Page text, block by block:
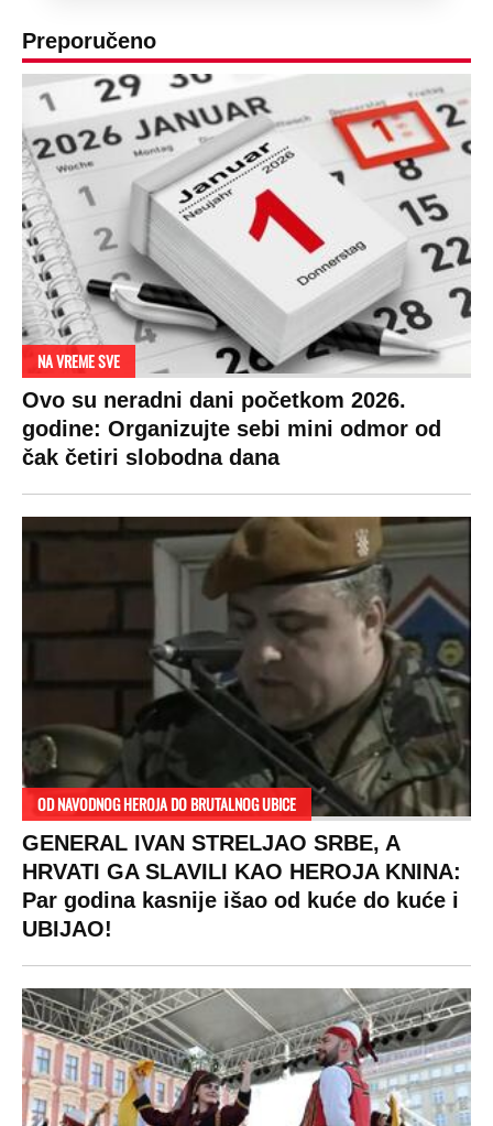
Preporučeno
NA VREME SVE
Ovo su neradni dani početkom 2026.
godine: Organizujte sebi mini odmor od
čak četiri slobodna dana
OD NAVODNOG HEROJA DO BRUTALNOG UBICE
GENERAL IVAN STRELJAO SRBE, A
HRVATI GA SLAVILI KAO HEROJA KNINA:
Par godina kasnije išao od kuće do kuće i
UBIJAO!